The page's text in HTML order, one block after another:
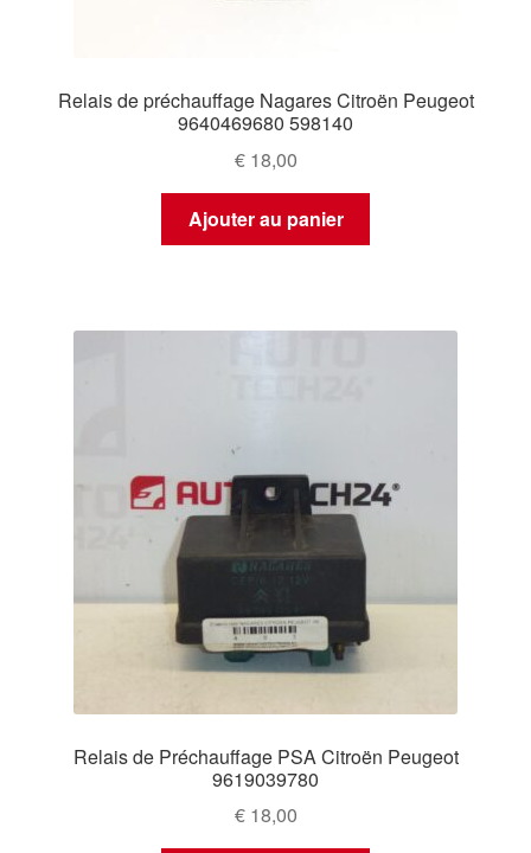
Relais de préchauffage Nagares Citroën Peugeot
9640469680 598140
€18,00
Ajouter au panier
Relais de Préchauffage PSA Citroën Peugeot
9619039780
€18,00